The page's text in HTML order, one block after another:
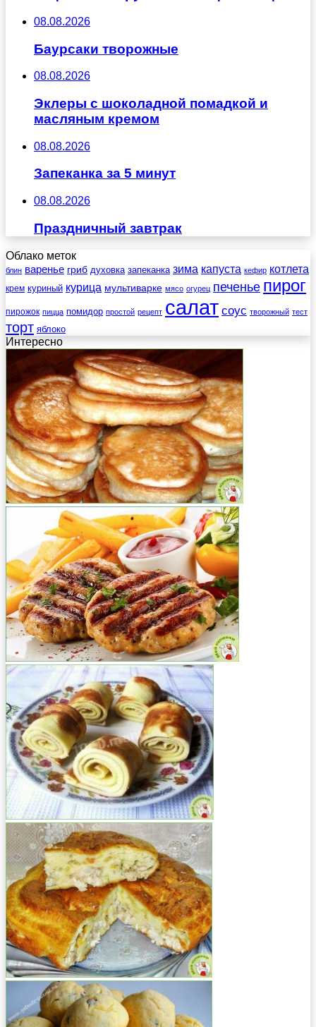
08.08.2026
Баурсаки творожные
08.08.2026
Эклеры с шоколадной помадкой и
масляным кремом
08.08.2026
Запеканка за 5 минут
08.08.2026
Праздничный завтрак
Облако меток
блин варенье гриб духовка запеканка зима капуста кефир котлета
крем куриный курица мультиварке мясо огурец печенье пирог
пирожок пицца помидор простой рецепт салат соус творожный тест
торт яблоко
Интересно